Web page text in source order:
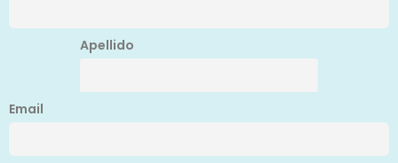
Apellido
Email